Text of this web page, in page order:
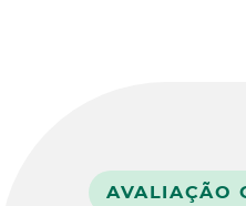
AVALIAÇÃO